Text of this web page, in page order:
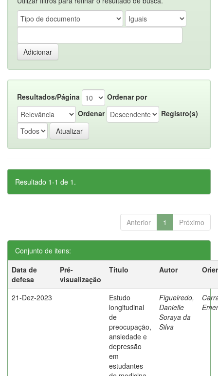
Resultados/Página
Ordenar por
Ordenar
Registro(s)
Resultado 1-1 de 1.
Anterior 1 Próximo
Conjunto de itens:
Data de
defesa
Pré-
visualização
Título Autor
21-Dez-2023
Estudo
longitudinal
de
preocupação,
ansiedade e
depressão
em
estudantes
Figueiredo,
Danielle
Soraya da
Silva